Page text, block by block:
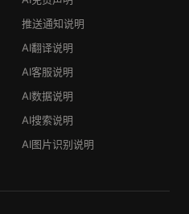
推送通知说明
AI翻译说明
AI客服说明
AI数据说明
AI搜索说明
AI图片识别说明